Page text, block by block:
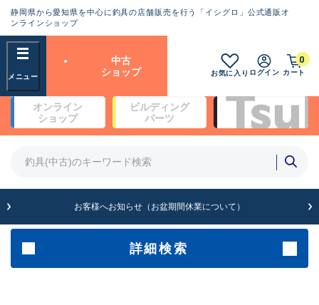
静岡県から愛知県を中心に釣具の店舗販売を行う「イシグロ」公式通販オ
ンラインショップ
中古
ショップ
お気に入り ログイン カート
0
オンライン
ショップ
ビルディング
パーツ
お客様へお知らせ（お盆期間休業について）
詳細検索
フリーワード
商品カテゴリ
竿・ルアーロッド(64190)
その他・雑品(1061)
ランクとは？
良
SA
新古品（メーカー問屋から仕
入れた未使用品）
※店頭展示時の置き傷が付いている
ものも含む
傷が極めて少ない極上品